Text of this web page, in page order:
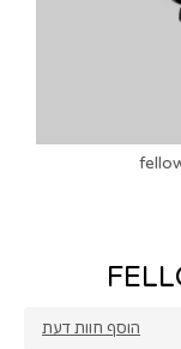
הוסף חוות דעת